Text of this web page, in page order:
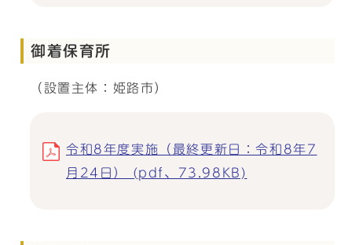
御着保育所
（設置主体：姫路市）
令和8年度実施（最終更新日：令和8年7
月24日） (pdf、73.98KB)